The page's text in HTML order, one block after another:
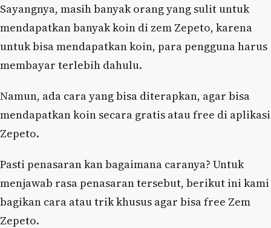
Sayangnya, masih banyak orang yang sulit untuk
mendapatkan banyak koin di zem Zepeto, karena
untuk bisa mendapatkan koin, para pengguna harus
membayar terlebih dahulu.
Namun, ada cara yang bisa diterapkan, agar bisa
mendapatkan koin secara gratis atau free di aplikasi
Zepeto.
Pasti penasaran kan bagaimana caranya? Untuk
menjawab rasa penasaran tersebut, berikut ini kami
bagikan cara atau trik khusus agar bisa free Zem
Zepeto.